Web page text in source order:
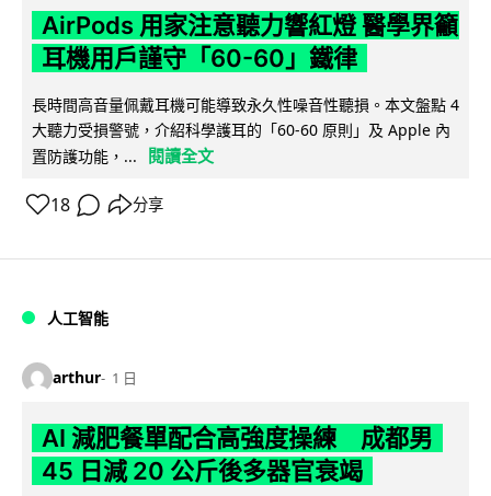
AirPods 用家注意聽力響紅燈 醫學界籲
耳機用戶謹守「60-60」鐵律
長時間高音量佩戴耳機可能導致永久性噪音性聽損。本文盤點 4
大聽力受損警號，介紹科學護耳的「60-60 原則」及 Apple 內
置防護功能，...
閱讀全文
18 分享
人工智能
arthur 1 日
AI 減肥餐單配合高強度操練 成都男
45 日減 20 公斤後多器官衰竭